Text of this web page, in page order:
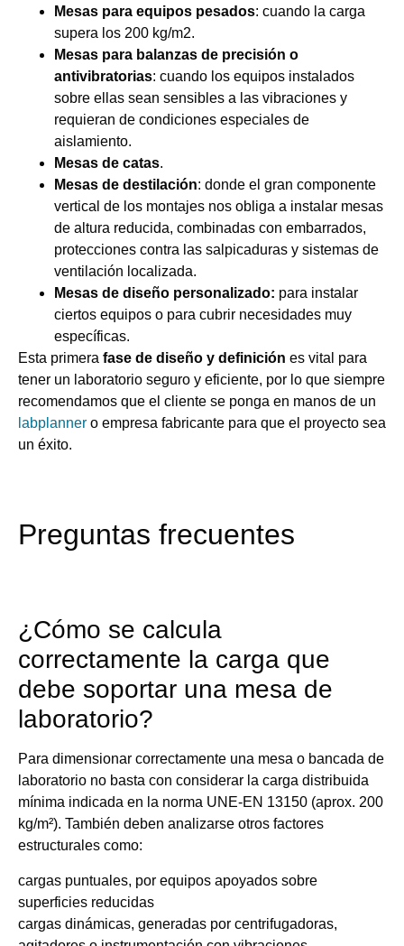
Mesas para equipos pesados: cuando la carga
supera los 200 kg/m2.
Mesas para balanzas de precisión o
antivibratorias: cuando los equipos instalados
sobre ellas sean sensibles a las vibraciones y
requieran de condiciones especiales de
aislamiento.
Mesas de catas.
Mesas de destilación: donde el gran componente
vertical de los montajes nos obliga a instalar mesas
de altura reducida, combinadas con embarrados,
protecciones contra las salpicaduras y sistemas de
ventilación localizada.
Mesas de diseño personalizado: para instalar
ciertos equipos o para cubrir necesidades muy
específicas.
Esta primera fase de diseño y definición es vital para
tener un laboratorio seguro y eficiente, por lo que siempre
recomendamos que el cliente se ponga en manos de un
labplanner o empresa fabricante para que el proyecto sea
un éxito.
Preguntas frecuentes
¿Cómo se calcula
correctamente la carga que
debe soportar una mesa de
laboratorio?
Para dimensionar correctamente una mesa o bancada de
laboratorio no basta con considerar la carga distribuida
mínima indicada en la norma UNE-EN 13150 (aprox. 200
kg/m²). También deben analizarse otros factores
estructurales como:
cargas puntuales, por equipos apoyados sobre
superficies reducidas
cargas dinámicas, generadas por centrifugadoras,